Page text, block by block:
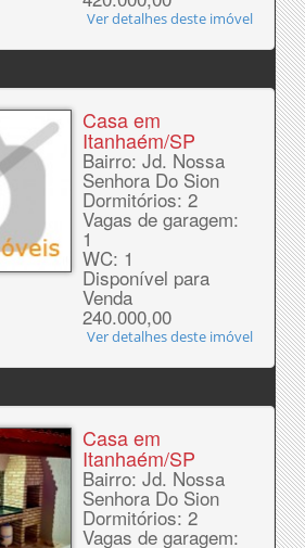
Ver detalhes deste imóvel
Casa em
Itanhaém/SP
Bairro: Jd. Nossa
Senhora Do Sion
Dormitórios: 2
Vagas de garagem:
1
WC: 1
Disponível para
Venda
240.000,00
Ver detalhes deste imóvel
Casa em
Itanhaém/SP
Bairro: Jd. Nossa
Senhora Do Sion
Dormitórios: 2
Vagas de garagem: